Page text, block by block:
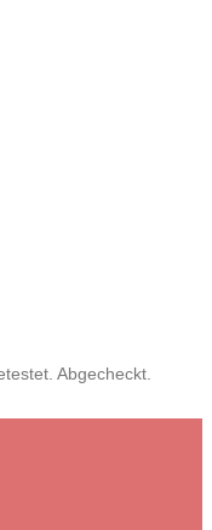
Abgecheckt.